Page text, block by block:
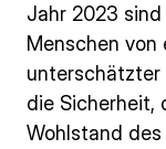
Jahr 2023
Menschen
unterschätzter
die Sicherheit,
Wohlstand des